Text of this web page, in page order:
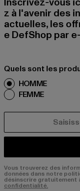
z à l'avenir des
actuelles, les
e DefShop par
Quels sont les
HOMME
FEMME
Vous trouverez des
données dans notre
désinscrire gratuitement
confidentialité.